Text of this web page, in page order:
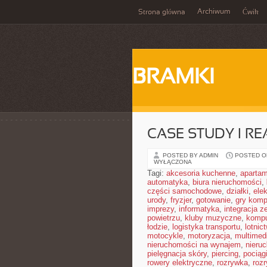
Strona główna Archiwum Ćwik
BRAMKI
CASE STUDY I
POSTED BY ADMIN POSTED
WYŁĄCZONA
Tagi: akcesoria kuchenne,
automatyka, biura nieruchomości,
części samochodowe, działki,
urody, fryzjer, gotowanie, gry
imprezy, informatyka, integracja
powietrzu, kluby muzyczne,
łodzie, logistyka transportu,
motocykle, motoryzacja,
nieruchomości na wynajem,
pielęgnacja skóry, piercing, pociągi
rowery elektryczne, rozrywka,